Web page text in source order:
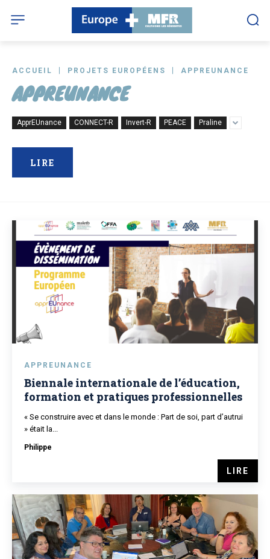
ACCUEIL PROJETS EUROPÉENS APPREUNANCE
APPREUNANCE
ApprEUnance CONNECT-R Invert-R PEACE Praline
LIRE
APPREUNANCE
Biennale internationale de l’éducation,
formation et pratiques professionnelles
« Se construire avec et dans le monde : Part de soi, part d’autrui
» était la...
Philippe
LIRE